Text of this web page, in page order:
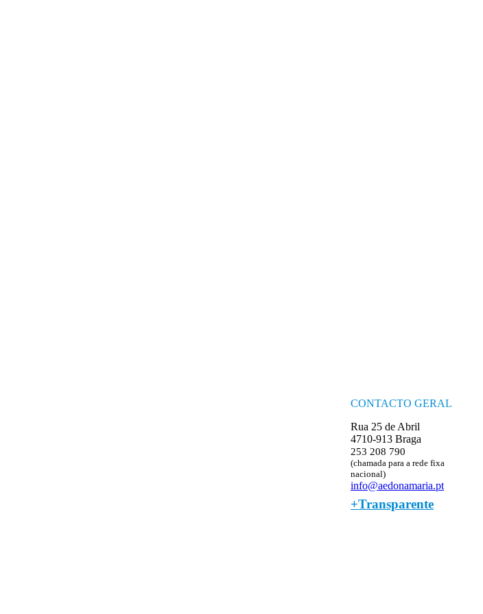
CONTACTO GERAL
Rua 25 de Abril
4710-913 Braga
253 208 790
(chamada para a rede fixa
nacional)
info@aedonamaria.pt
+Transparente